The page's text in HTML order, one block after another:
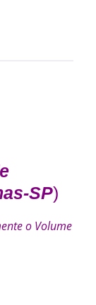
SP)
o Volume